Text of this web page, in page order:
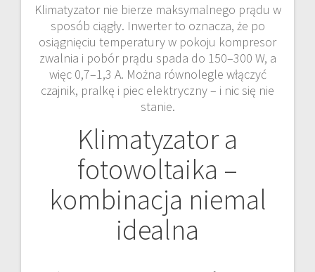
Klimatyzator nie bierze maksymalnego prądu w
sposób ciągły. Inwerter to oznacza, że po
osiągnięciu temperatury w pokoju kompresor
zwalnia i pobór prądu spada do 150–300 W, a
więc 0,7–1,3 A. Można równolegle włączyć
czajnik, pralkę i piec elektryczny – i nic się nie
stanie.
Klimatyzator a
fotowoltaika –
kombinacja niemal
idealna